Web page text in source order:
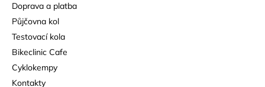
Doprava a platba
Půjčovna kol
Testovací kola
Bikeclinic Cafe
Cyklokempy
Kontakty